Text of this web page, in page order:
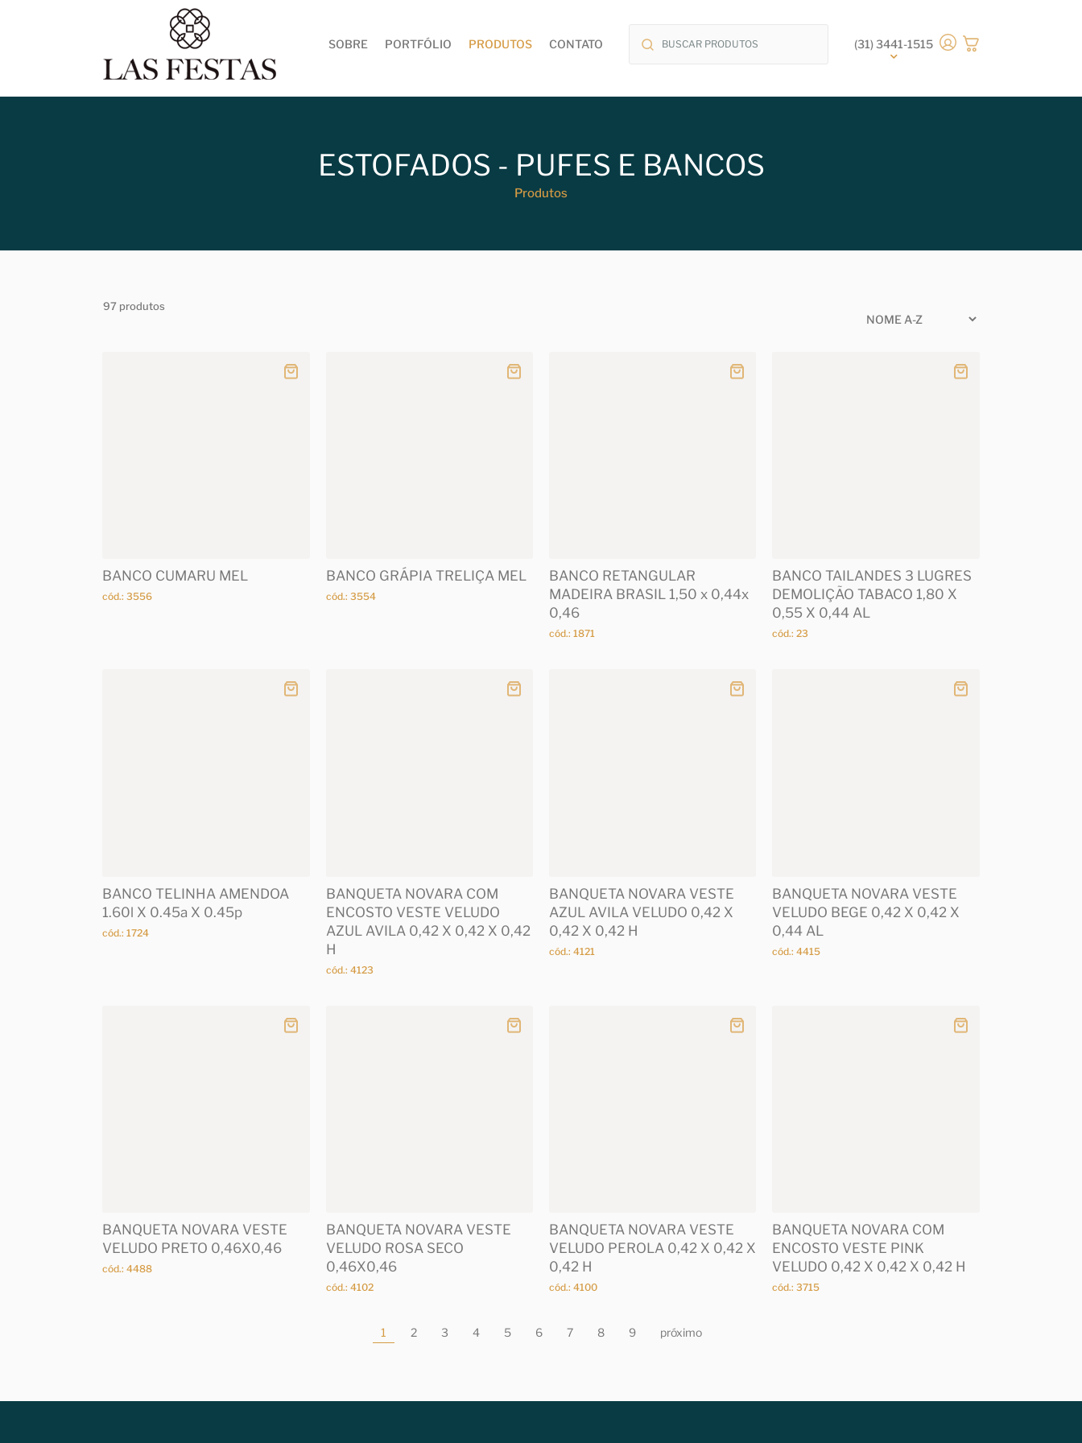
SOBRE PORTFÓLIO PRODUTOS CONTATO (31) 3441-1515
ESTOFADOS - PUFES E BANCOS
Produtos
97 produtos
BANCO CUMARU MEL
cód.: 3556
BANCO GRÁPIA TRELIÇA MEL
cód.: 3554
BANCO RETANGULAR
MADEIRA BRASIL 1,50 x 0,44x
0,46
cód.: 1871
BANCO TAILANDES 3 LUGRES
DEMOLIÇÃO TABACO 1,80 X
0,55 X 0,44 AL
cód.: 23
BANCO TELINHA AMENDOA
1.60l X 0.45a X 0.45p
cód.: 1724
BANQUETA NOVARA COM
ENCOSTO VESTE VELUDO
AZUL AVILA 0,42 X 0,42 X 0,42
H
cód.: 4123
BANQUETA NOVARA VESTE
AZUL AVILA VELUDO 0,42 X
0,42 X 0,42 H
cód.: 4121
BANQUETA NOVARA VESTE
VELUDO BEGE 0,42 X 0,42 X
0,44 AL
cód.: 4415
BANQUETA NOVARA VESTE
VELUDO PRETO 0,46X0,46
cód.: 4488
BANQUETA NOVARA VESTE
VELUDO ROSA SECO
0,46X0,46
cód.: 4102
BANQUETA NOVARA VESTE
VELUDO PEROLA 0,42 X 0,42 X
0,42 H
cód.: 4100
BANQUETA NOVARA COM
ENCOSTO VESTE PINK
VELUDO 0,42 X 0,42 X 0,42 H
cód.: 3715
1 2 3 4 5 6 7 8 9 próximo